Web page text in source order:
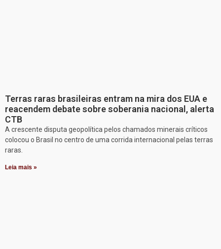
Terras raras brasileiras entram na mira dos EUA e
reacendem debate sobre soberania nacional, alerta
CTB
A crescente disputa geopolítica pelos chamados minerais críticos
colocou o Brasil no centro de uma corrida internacional pelas terras
raras.
Leia mais »